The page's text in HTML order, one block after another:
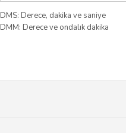
DMS: Derece, dakika ve saniye
DMM: Derece ve ondalık dakika